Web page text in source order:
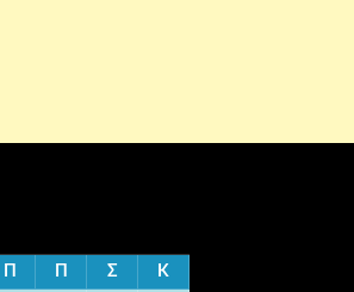
Σ Κ